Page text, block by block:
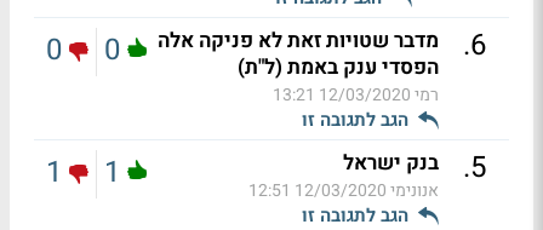
6
.
מדבר שטויות זאת לא פניקה אלה
הפסדי ענק באמת (ל"ת)
רמי12/03/2020 13:21
הגב לתגובה זו
0
0
5
. בנק ישראל
אנונימי12/03/2020 12:51
הגב לתגובה זו
1
1